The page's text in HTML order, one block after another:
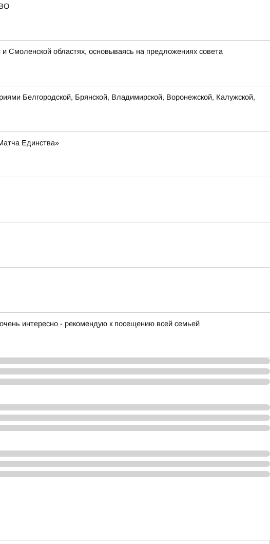
Смоленской областях, основываясь на предложениях совета
Белгородской, Брянской, Владимирской, Воронежской, Калужской,
Единства»
интересно - рекомендую к посещению всей семьей